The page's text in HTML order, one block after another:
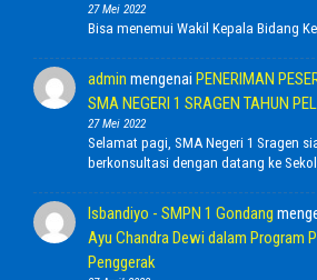
27 Mei 2022
Bisa menemui Wakil Kepala Bidang
admin mengenai PENERIMAN
SMA NEGERI 1 SRAGEN TAHUN
27 Mei 2022
Selamat pagi, SMA Negeri 1 Sragen
berkonsultasi dengan datang ke
Isbandiyo - SMPN 1 Gondang
Ayu Chandra Dewi dalam Program
Penggerak